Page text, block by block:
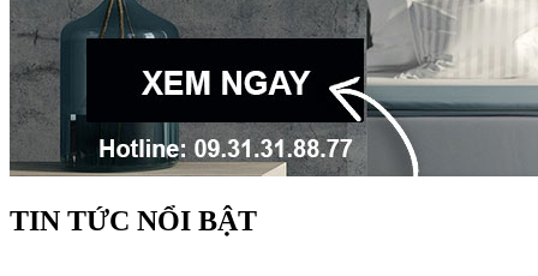
TIN TỨC NỔI BẬT